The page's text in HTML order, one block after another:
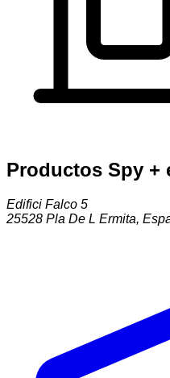
Productos Spy +
Edifici Falco 5
25528 Pla De L Ermita,